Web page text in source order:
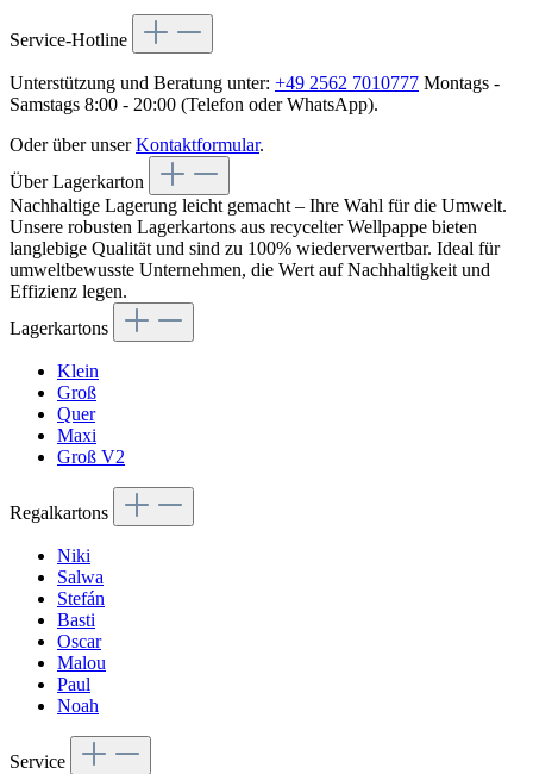
Service-Hotline
Unterstützung und Beratung unter: +49 2562 7010777 Montags -
Samstags 8:00 - 20:00 (Telefon oder WhatsApp).
Oder über unserKontaktformular.
Über Lagerkarton
Nachhaltige Lagerung leicht gemacht – Ihre Wahl für die Umwelt.
Unsere robusten Lagerkartons aus recycelter Wellpappe bieten
langlebige Qualität und sind zu 100% wiederverwertbar. Ideal für
umweltbewusste Unternehmen, die Wert auf Nachhaltigkeit und
Effizienz legen.
Lagerkartons
Klein
Groß
Quer
Maxi
Groß V2
Regalkartons
Niki
Salwa
Stefán
Basti
Oscar
Malou
Paul
Noah
Service